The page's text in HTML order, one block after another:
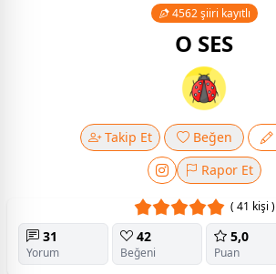
4562 şiiri kayıtlı
O SES
Takip Et Beğen
Rapor Et
( 41 kişi )
31
Yorum
42
Beğeni
5,0
Puan